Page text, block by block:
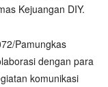
Kejuangan DIY.
Pamungkas
dengan para
komunikasi